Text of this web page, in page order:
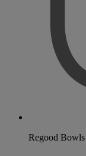
Regood Bowls